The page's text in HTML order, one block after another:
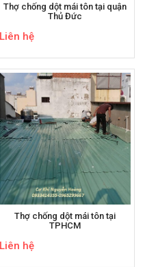
Thợ chống dột mái tôn tại quận
Thủ Đức
Liên hệ
Thợ chống dột mái tôn tại
TPHCM
Liên hệ